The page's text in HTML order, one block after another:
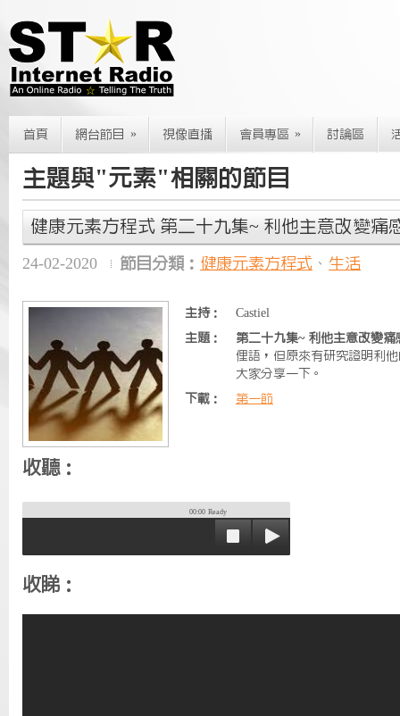
首頁 網台節目 » 視像直播 會員專區 » 討論區
主題與"元素"相關的節目
健康元素方程式 第二十九集~ 利他主意改變痛
24-02-2020 節目分類： 健康元素方程式 、 生活
主持：
Castiel
主題：
第二十九集~ 利他主意改變痛
俚語，但原來有研究證明利
大家分享一下。
下載：
第一節
收聽：
00:00 Ready
收睇：